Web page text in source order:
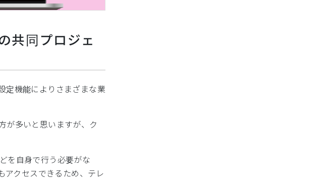
共同プロジェ
定機能によりさまざまな業
が多いと思いますが、ク
を自身で行う必要がな
アクセスできるため、テレ